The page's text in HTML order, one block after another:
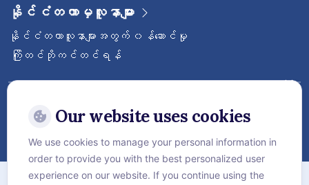
နိုင်ငံတကာမှလူနာများ
နိုင်ငံတကာလူနာများအတွက် ၀န်ဆောင်မှု
ကြိုတင်ဘိုကင်တင်ရန်
ဝေ့ဌာနီနိုင်ငံတကာဆေးရုံကြီးကို follow လုပ်
ထားပါ
အကြောင်း
Our website uses cookies
We use cookies to manage your personal information in
order to provide you with the best personalized user
experience on our website. If you continue using the